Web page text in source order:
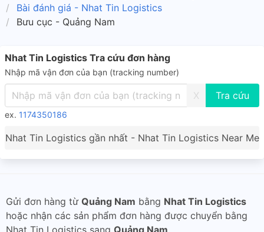
Bài đánh giá - Nhat Tin Logistics
Bưu cục - Quảng Nam
Nhat Tin Logistics Tra cứu đơn hàng
Nhập mã vận đơn của bạn (tracking number)
X
ex. 1174350186
Nhat Tin Logistics gần nhất - Nhat Tin Logistics Near Me
Gửi đơn hàng từ Quảng Nam bằng Nhat Tin Logistics
hoặc nhận các sản phẩm đơn hàng được chuyển bằng
Nhat Tin Logistics sang Quảng Nam